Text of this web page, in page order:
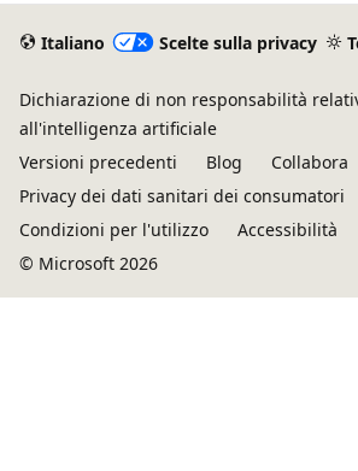
Italiano Scelte sulla privacy
Dichiarazione di non responsabilità
all'intelligenza artificiale
Versioni precedenti
Blog Collabora
Privacy dei dati sanitari dei consumatori
Condizioni per l'utilizzo
Accessibilità
© Microsoft 2026